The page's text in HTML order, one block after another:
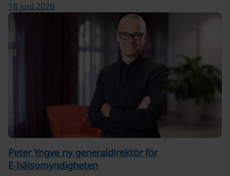
Peter Yngve ny generaldirektör för
E‑hälsomyndigheten
18 juni 2026